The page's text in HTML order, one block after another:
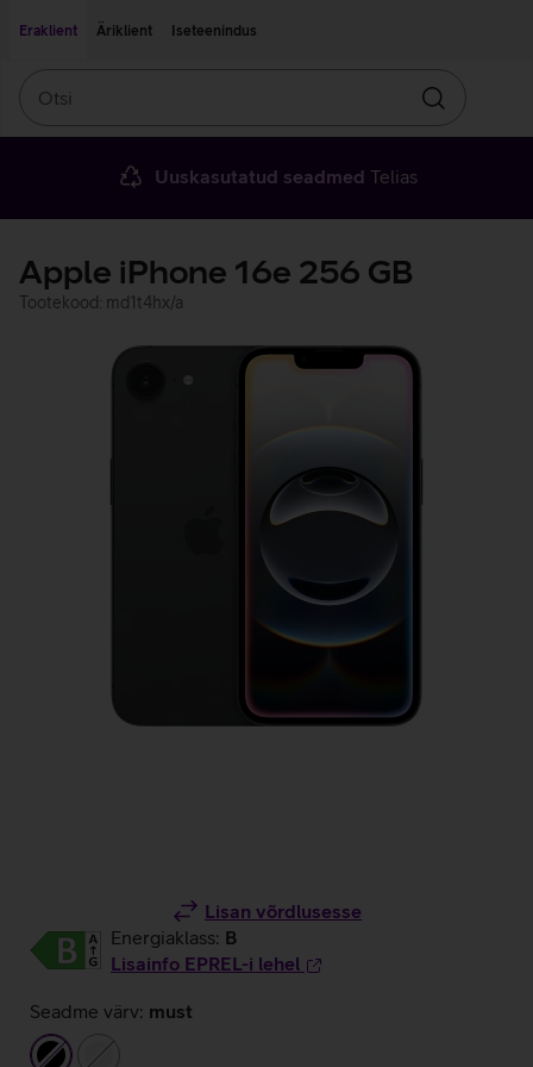
Eraklient
Äriklient Iseteenindus
Otsin
Uuskasutatud seadmed Telias
Apple iPhone 16e 256 GB
Tootekood: md1t4hx/a
Lisan võrdlusesse
Energiaklass: B
Lisainfo EPREL-i lehel
Seadme värv: must
must
valge